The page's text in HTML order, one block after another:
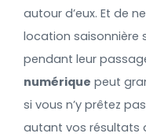
autour d’eux. Et de
location saisonnière
pendant leur
numérique peut
si vous n’y prêtez
autant vos résultats